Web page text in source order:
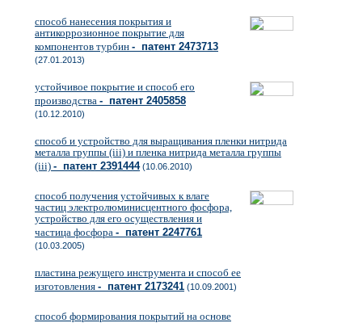
способ нанесения покрытия и
антикоррозионное покрытие для
компонентов турбин - патент 2473713
(27.01.2013)
устойчивое покрытие и способ его
производства - патент 2405858
(10.12.2010)
способ и устройство для выращивания пленки нитрида
металла группы (iii) и пленка нитрида металла группы
(iii) - патент 2391444(10.06.2010)
способ получения устойчивых к влаге
частиц электролюминисцентного фосфора,
устройство для его осуществления и
частица фосфора - патент 2247761
(10.03.2005)
пластина режущего инструмента и способ ее
изготовления - патент 2173241 (10.09.2001)
способ формирования покрытий на основе